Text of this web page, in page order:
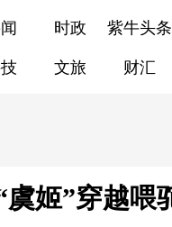
时政 紫牛头条
文旅 财汇
虞姬”穿越喂